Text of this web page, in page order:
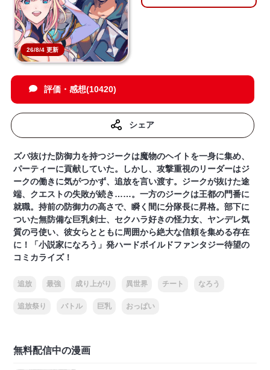
26/8/4 更新
評価・感想(10420)
シェア
ズバ抜けた防御力を持つジークは魔物のヘイトを一身に集め、
パーティーに貢献していた。しかし、攻撃重視のリーダーはジ
ークの働きに気がつかず、追放を言い渡す。ジークが抜けた途
端、クエストの失敗が続き……。一方のジークは王都の門番に
就職。持前の防御力の高さで、瞬く間に分隊長に昇格。部下に
ついた無防備な巨乳剣士、セクハラ好きの怪力女、ヤンデレ気
質の弓使い、彼女らとともに周囲から絶大な信頼を集める存在
に！「小説家になろう」発ハードボイルドファンタジー待望の
コミカライズ！
追放 最強 成り上がり 異世界 チート なろう
追放祭り バトル 巨乳 おっぱい
無料配信中の漫画